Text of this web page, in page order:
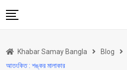
to
উত্তরবঙ্গ
Khabar Samay Bangla Blog
আতংকিত : শঙ্কর মালাকার